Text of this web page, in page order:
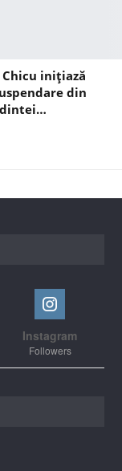
inițiază
din
Instagram
Followers